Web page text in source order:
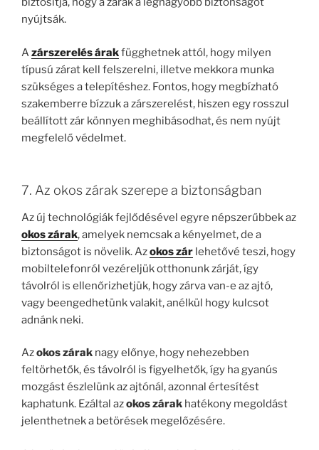
nyújtsák.
Azárszerelés árakfügghetnek attól, hogy milyen
típusú zárat kell felszerelni, illetve mekkora munka
szükséges a telepítéshez. Fontos, hogy megbízható
szakemberre bízzuk a zárszerelést, hiszen egy rosszul
beállított zár könnyen meghibásodhat, és nem nyújt
megfelelő védelmet.
7. Az okos zárak szerepe a biztonságban
Az új technológiák fejlődésével egyre népszerűbbek az
okos zárak, amelyek nemcsak a kényelmet, de a
biztonságot is növelik. Azokos zár lehetővé teszi, hogy
mobiltelefonról vezéreljük otthonunk zárját, így
távolról is ellenőrizhetjük, hogy zárva van-e az ajtó,
vagy beengedhetünk valakit, anélkül hogy kulcsot
adnánk neki.
Azokos zárak nagy előnye, hogy nehezebben
feltörhetők, és távolról is figyelhetők, így ha gyanús
mozgást észlelünk az ajtónál, azonnal értesítést
kaphatunk. Ezáltal azokos zárak hatékony megoldást
jelenthetnek a betörések megelőzésére.